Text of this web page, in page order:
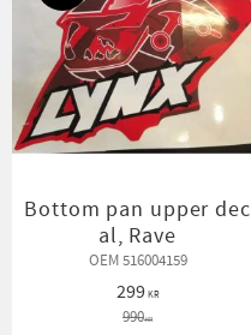
Bottom pan upper dec
al, Rave
OEM 516004159
299KR
990KR